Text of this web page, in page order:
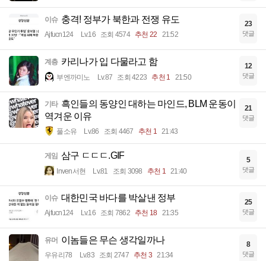
이슈 충격! 정부가 북한과 전쟁 유도
Ajfucn124 Lv.16 조회 4574 추천 22 21:52
23
댓글
계층 카리나가 입 다물라고 함
부엔까미노 Lv.87 조회 4223 추천 1 21:50
12
댓글
기타 흑인들의 동양인 대하는 마인드, BLM 운동이
역겨운 이유
풀소유 Lv.86 조회 4467 추천 1 21:43
21
댓글
게임 삼구 ㄷㄷㄷ.GIF
Inven서현 Lv.81 조회 3098 추천 1 21:40
5
댓글
이슈 대한민국 바다를 박살낸 정부
Ajfucn124 Lv.16 조회 7862 추천 18 21:35
25
댓글
유머 이놈들은 무슨 생각일까나
우유리78 Lv.83 조회 2747 추천 3 21:34
8
댓글